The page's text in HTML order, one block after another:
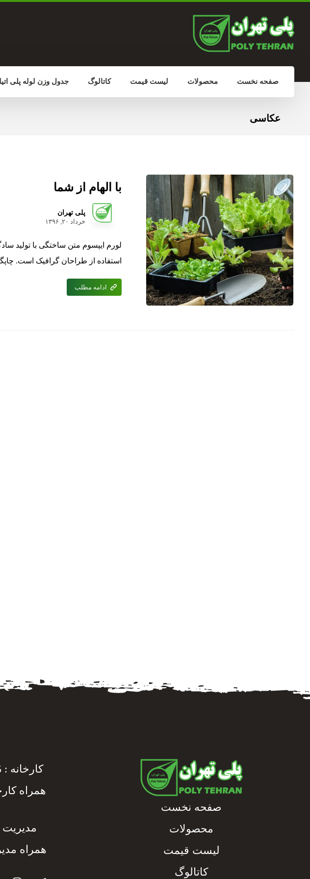
صفحه نخست محصولات لیست قیمت کاتالوگ جدول وزن لوله پلی
عکاسی
با الهام از شما
پلی تهران
خرداد ۲۰, ۱۳۹۶
لورم ایپسوم متن ساختگی با تولید
استفاده از طراحان گرافیک است.
ادامه مطلب
صفحه نخست
محصولات
لیست قیمت
کاتالوگ
کارخانه : 5 - 65469340 (021)
همراه کارخانه :
مدیریت : 22548163
همراه مدیریت :